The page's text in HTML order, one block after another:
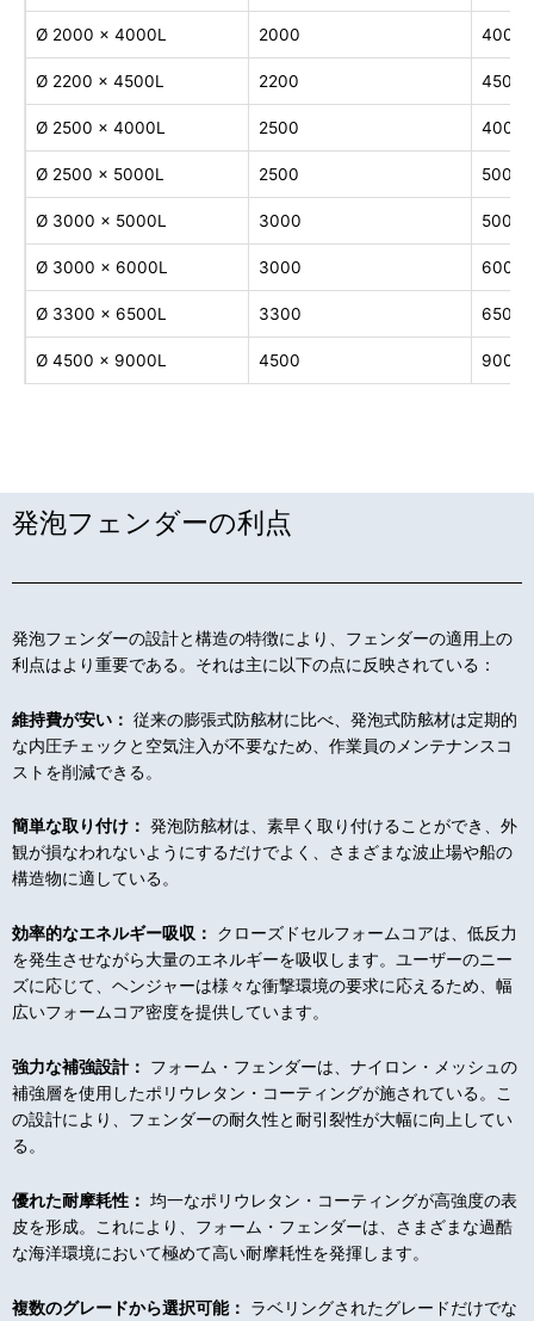
Ø 2000 × 4000L 2000 4000
Ø 2200 × 4500L 2200 4500
Ø 2500 × 4000L 2500 4000
Ø 2500 × 5000L 2500 5000
Ø 3000 × 5000L 3000 5000
Ø 3000 × 6000L 3000 6000
Ø 3300 × 6500L 3300 6500
Ø 4500 × 9000L 4500 9000
発泡フェンダーの利点
発泡フェンダーの設計と構造の特徴により、フェンダーの適用上の
利点はより重要である。それは主に以下の点に反映されている：
維持費が安い： 従来の膨張式防舷材に比べ、発泡式防舷材は定期的
な内圧チェックと空気注入が不要なため、作業員のメンテナンスコ
ストを削減できる。
簡単な取り付け： 発泡防舷材は、素早く取り付けることができ、外
観が損なわれないようにするだけでよく、さまざまな波止場や船の
構造物に適している。
効率的なエネルギー吸収：
クローズドセルフォームコアは、低反力
を発生させながら大量のエネルギーを吸収します。ユーザーのニー
ズに応じて、ヘンジャーは様々な衝撃環境の要求に応えるため、幅
広いフォームコア密度を提供しています。
強力な補強設計：
フォーム・フェンダーは、ナイロン・メッシュの
補強層を使用したポリウレタン・コーティングが施されている。こ
の設計により、フェンダーの耐久性と耐引裂性が大幅に向上してい
る。
優れた耐摩耗性： 均一なポリウレタン・コーティングが高強度の表
皮を形成。これにより、フォーム・フェンダーは、さまざまな過酷
な海洋環境において極めて高い耐摩耗性を発揮します。
複数のグレードから選択可能：
ラベリングされたグレードだけでな